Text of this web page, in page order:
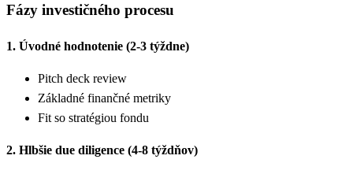
Fázy investičného procesu
1. Úvodné hodnotenie (2-3 týždne)
Pitch deck review
Základné finančné metriky
Fit so stratégiou fondu
2. Hlbšie due diligence (4-8 týždňov)